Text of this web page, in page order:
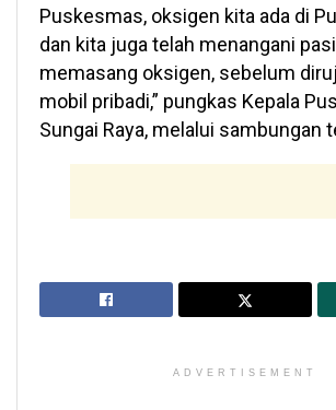
Puskesmas, oksigen kita ada di
dan kita juga telah menangani
memasang oksigen, sebelum
mobil pribadi,” pungkas Kepala
Sungai Raya, melalui sambungan
ADVERTISEMENT